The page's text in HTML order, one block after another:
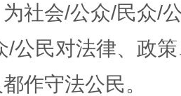
社会/公众/民众/
/公民对法律、政
作守法公民。